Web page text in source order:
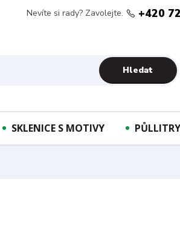
Hledat
Nevíte si rady? Zavolejte. +420
SKLENICE S MOTIVY